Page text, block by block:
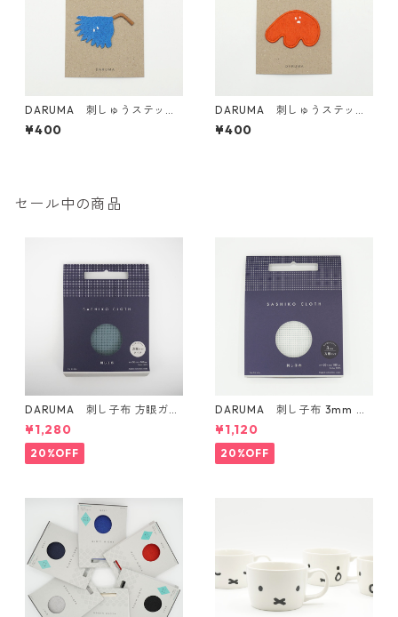
DARUMA 刺しゅうステッカ
ー <22 Splash boy スプラッ
シュボーイ>
¥400
DARUMA 刺しゅうステッカ
ー <23 Patch boy No.1 パッ
チくん1号>
¥400
セール中の商品
DARUMA 刺し子布 方眼ガイ
ドタイプ Col.5 にぶ青
¥1,280
20%OFF
DARUMA 刺し子布 3mm 方
眼ガイドタイプ Col.1 白
¥1,120
20%OFF